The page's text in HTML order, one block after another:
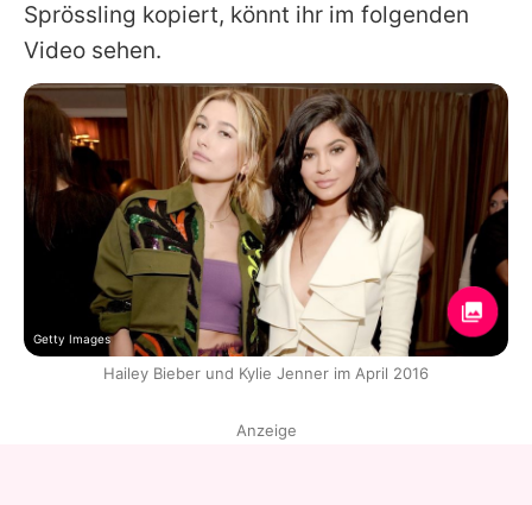
Sprössling kopiert, könnt ihr im folgenden
Video sehen.
Getty Images
Hailey Bieber und Kylie Jenner im April 2016
Anzeige